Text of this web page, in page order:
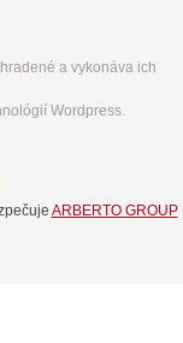
a vykonáva ich
Wordpress.
ARBERTO GROUP